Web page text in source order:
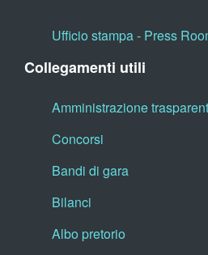
Ufficio stampa - Press
Collegamenti utili
Amministrazione
Concorsi
Bandi di gara
Bilanci
Albo pretorio